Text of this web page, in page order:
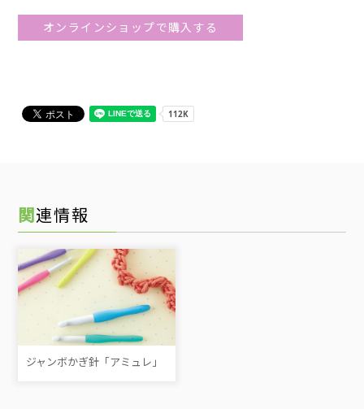
オンラインショップで購入する
関連情報
ジャンボかぎ針「アミュレ」